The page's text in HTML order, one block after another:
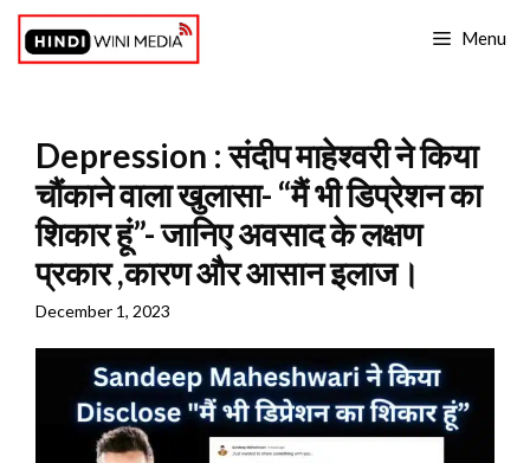
Skip
content
Menu
Depression : संदीप माहेश्वरी ने किया
चौंकाने वाला खुलासा- “मैं भी डिप्रेशन का
शिकार हूं”- जानिए अवसाद के लक्षण
प्रकार ,कारण और आसान इलाज।
December 1, 2023